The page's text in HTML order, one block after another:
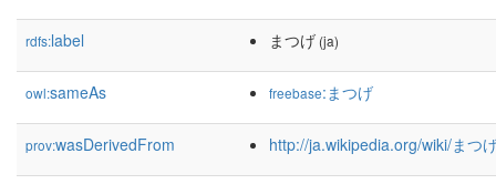
rdfs:label まつげ (ja)
owl:sameAs freebase:まつげ
prov:wasDerivedFrom http://ja.wikipedia.org/wiki/まつ